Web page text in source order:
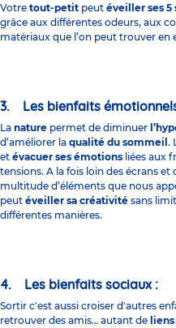
Votre tout-petit peut éveiller ses 5
grâce aux différentes odeurs, aux
matériaux que l’on peut trouver en
3. Les bienfaits
La nature permet de diminuer
d’améliorer la qualité du sommeil .
et évacuer ses émotions liées aux
tensions. A la fois loin des écrans et
multitude d’éléments que nous
peut éveiller sa créativité sans
différentes manières.
4. Les bienfaits sociaux :
Sortir c'est aussi croiser d'autres
retrouver des amis… autant de